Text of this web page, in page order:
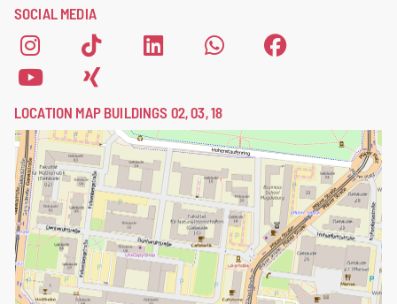
SOCIAL MEDIA
LOCATION MAP BUILDINGS 02, 03, 18